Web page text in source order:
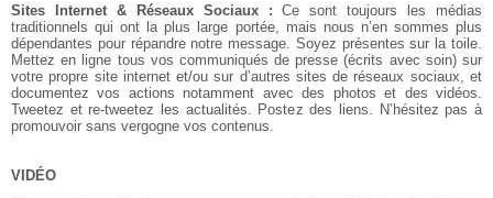
Sites Internet & Réseaux Sociaux : Ce sont toujours les médias
traditionnels qui ont la plus large portée, mais nous n’en sommes plus
dépendantes pour répandre notre message. Soyez présentes sur la toile.
Mettez en ligne tous vos communiqués de presse (écrits avec soin) sur
votre propre site internet et/ou sur d’autres sites de réseaux sociaux, et
documentez vos actions notamment avec des photos et des vidéos.
Tweetez et re-tweetez les actualités. Postez des liens. N’hésitez pas à
promouvoir sans vergogne vos contenus.
VIDÉO